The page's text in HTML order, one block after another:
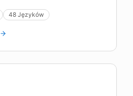
48 Języków